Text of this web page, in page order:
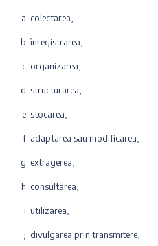
colectarea,
înregistrarea,
organizarea,
structurarea,
stocarea,
adaptarea sau modificarea,
extragerea,
consultarea,
utilizarea,
divulgarea prin transmitere,